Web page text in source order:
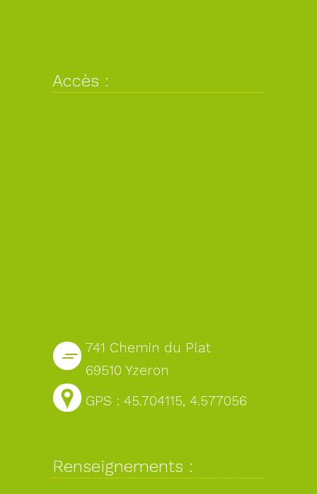
Accès :
741 Chemin du Plat
69510 Yzeron
GPS : 45.704115, 4.577056
Renseignements :